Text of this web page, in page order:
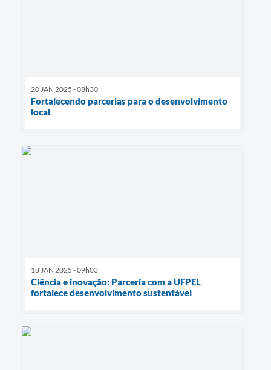
20 JAN 2025 - 08h30
Fortalecendo parcerias para o desenvolvimento
local
18 JAN 2025 - 09h03
Ciência e inovação: Parceria com a UFPEL
fortalece desenvolvimento sustentável